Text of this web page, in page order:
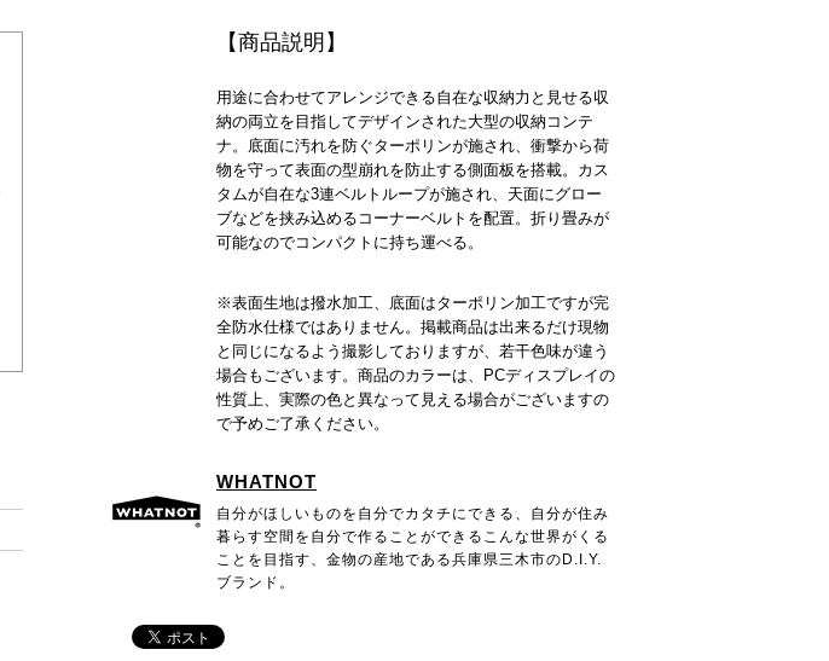
【商品説明】
用途に合わせてアレンジできる自在な収納力と見せる収
納の両立を目指してデザインされた大型の収納コンテ
ナ。底面に汚れを防ぐターポリンが施され、衝撃から荷
物を守って表面の型崩れを防止する側面板を搭載。カス
タムが自在な3連ベルトループが施され、天面にグロー
ブなどを挟み込めるコーナーベルトを配置。折り畳みが
可能なのでコンパクトに持ち運べる。
※表面生地は撥水加工、底面はターポリン加工ですが完
全防水仕様ではありません。掲載商品は出来るだけ現物
と同じになるよう撮影しておりますが、若干色味が違う
場合もございます。商品のカラーは、PCディスプレイの
性質上、実際の色と異なって見える場合がございますの
で予めご了承ください。
WHATNOT
自分がほしいものを自分でカタチにできる、自分が住み
暮らす空間を自分で作ることができるこんな世界がくる
ことを目指す、金物の産地である兵庫県三木市のD.I.Y.
ブランド。